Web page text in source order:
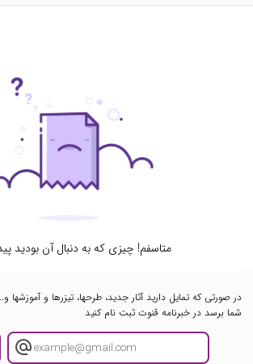
متاسفم! چیزی که به دنبال آن بودید
در صورتی که تمایل دارید آثار جدید، طرحها، تیزرها و آموزشها
شما برسد در خبرنامه قنوت ثبت نام کنید